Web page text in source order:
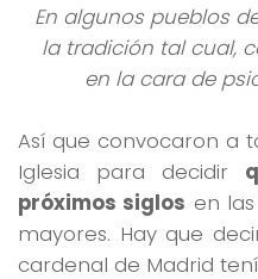
En algunos pueblos
la tradición tal cual,
en la cara de
Así que convocaron a
Iglesia para decidir
próximos siglos en
mayores. Hay que
cardenal de Madrid